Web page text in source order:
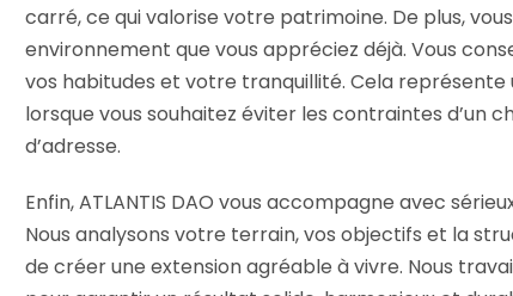
carré, ce qui valorise votre patrimoine. De plus,
environnement que vous appréciez déjà. Vous
vos habitudes et votre tranquillité. Cela
lorsque vous souhaitez éviter les contraintes d’un
d’adresse.
Enfin, ATLANTIS DAO vous accompagne avec
Nous analysons votre terrain, vos objectifs et la
de créer une extension agréable à vivre. Nous